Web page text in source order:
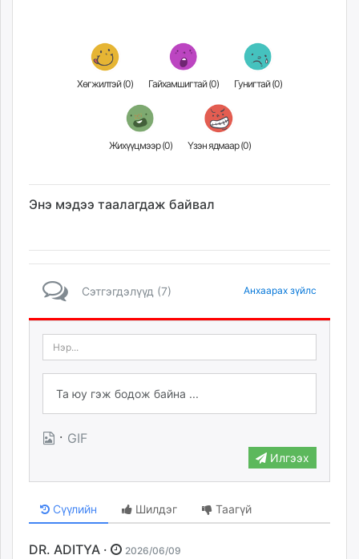
Хөгжилтэй (0) Гайхамшигтай (0) Гунигтай (0)
Жихүүцмээр (0) Үзэн ядмаар (0)
Энэ мэдээ таалагдаж байвал
Сэтгэгдэлүүд (7) Анхаарах зүйлс
· GIF
Илгээх
Сүүлийн Шилдэг Таагүй
DR. ADITYA · 2026/06/09